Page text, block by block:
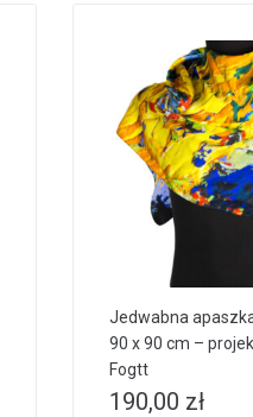
Jedwabna
90 x 90 cm –
Fogtt
190,00 zł